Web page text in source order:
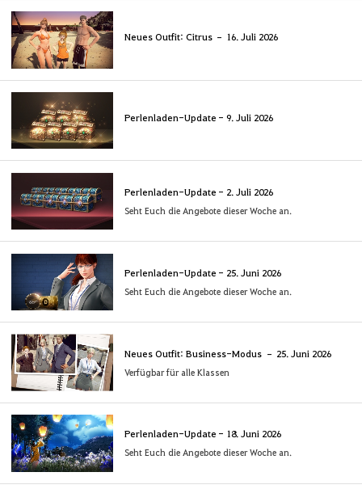
Neues Outfit: Citrus – 16. Juli 2026
Perlenladen-Update - 9. Juli 2026
Perlenladen-Update - 2. Juli 2026
Seht Euch die Angebote dieser Woche an.
Perlenladen-Update - 25. Juni 2026
Seht Euch die Angebote dieser Woche an.
Neues Outfit: Business-Modus – 25. Juni 2026
Verfügbar für alle Klassen
Perlenladen-Update - 18. Juni 2026
Seht Euch die Angebote dieser Woche an.